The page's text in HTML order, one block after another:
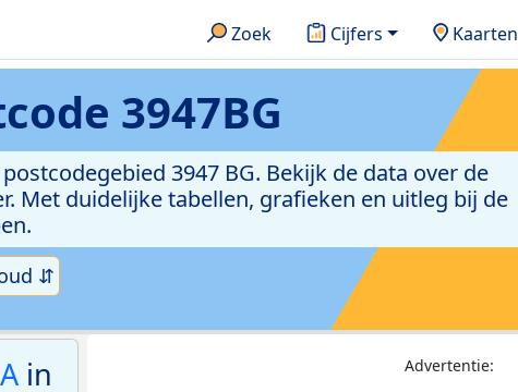
Zoek Cijfers Kaarten
3947BG
3947 BG. Bekijk de data over de
Met duidelijke tabellen, grafieken en uitleg bij de
⇵
in
Advertentie: